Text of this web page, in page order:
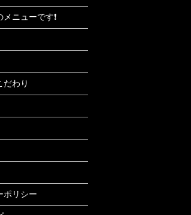
ニューです❗
だわり
ポリシー